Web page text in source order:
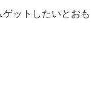
ットしたいとおも